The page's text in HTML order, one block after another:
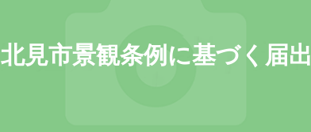
北見市景観条例に基づく届出